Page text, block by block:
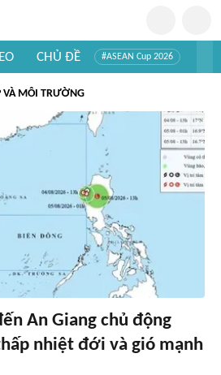
CHỦ ĐỀ #ASEAN Cup 2026
VÀ MÔI TRƯỜNG
An Giang chủ động
nhiệt đới và gió mạnh